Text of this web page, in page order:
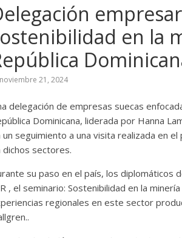
en la
noviembre 21, 2024
delegación de empresas suecas
Dominicana, liderada por Hanna
un seguimiento a una visita realizada en
dichos sectores.
su paso en el país, los diplomáticos
, el seminario: Sostenibilidad en la
regionales en este sector